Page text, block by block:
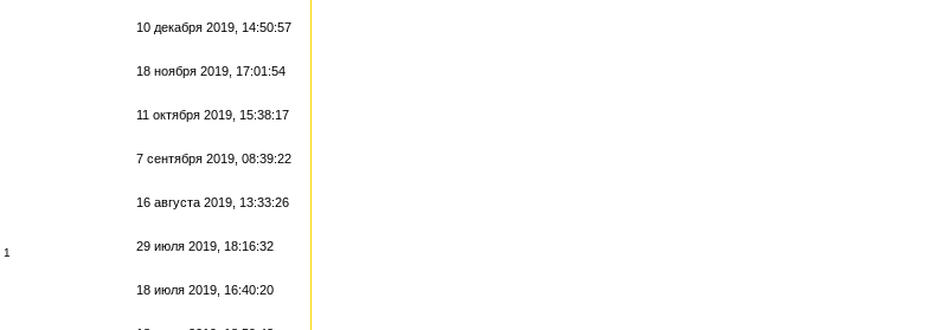
10 декабря 2019, 14:50:57
18 ноября 2019, 17:01:54
11 октября 2019, 15:38:17
7 сентября 2019, 08:39:22
16 августа 2019, 13:33:26
1 29 июля 2019, 18:16:32
18 июля 2019, 16:40:20